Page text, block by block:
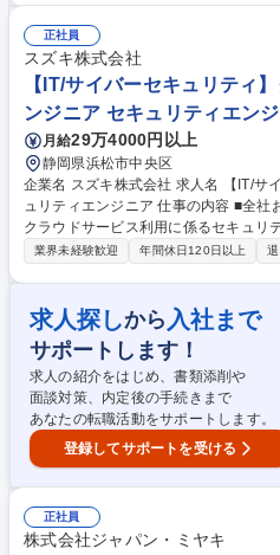
グループ連結の月次・年次決算、収支
務分析 ※変更の範囲：会社の定める業務 募集職種 【浜松市】経理・財
（単体決算・グループ連結決算、財務
正社員
スズキ株式会社
【IT/サイバーセキュリティ
ンジニア セキュリティエン
月給29万4000円以上
静岡県浜松市中央区
企業名 スズキ株式会社 求人名 【IT/サイバーセキュリティ】クラウドセキ
ュリティエンジニア 仕事の内容 ■全社および国内外グループ会社における
クラウドサービス利用に係るセキュリ
【具体的には】■IaaS/PaaS/SaaS な
Management） や CNAPP（Cloud-
m） の導入・運用 ＜採用背景＞昨今
に障害が発生し、生産停止や事業継続
社や関連会社におけるセキュリティ対
す。 募集職種 【IT/サイバーセキュリティ】クラウドセキュリティエンジ
ニア
業界未経験歓迎 年間休日120日以上
求人探しから 入社まで
サポートします！
求人の紹介をはじめ、書類添削や
面談対策、内定後の手続きまで
あなたの転職活動をサポートします。
登録してサポートを受ける
正社員
株式会社ジャパン・ミヤキ